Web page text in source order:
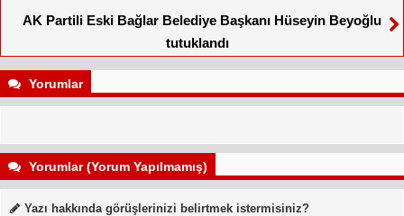
AK Partili Eski Bağlar Belediye Başkanı Hüseyin Beyoğlu
tutuklandı
Yorumlar
Yorumlar (Yorum Yapılmamış)
Yazı hakkında görüşlerinizi belirtmek istermisiniz?